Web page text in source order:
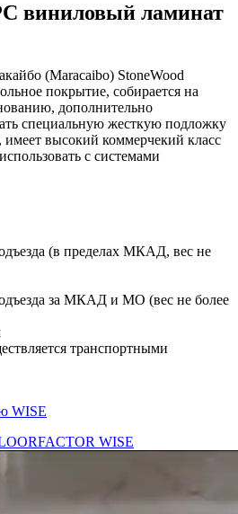
виниловый ламинат
(Maracaibo) StoneWood
покрытие, собирается на
дополнительно
специальную жесткую подложку
высокий коммерчекий класс
с системами
(в пределах МКАД, вес не
за МКАД и МО (вес не более
транспортными
WISE
WISE